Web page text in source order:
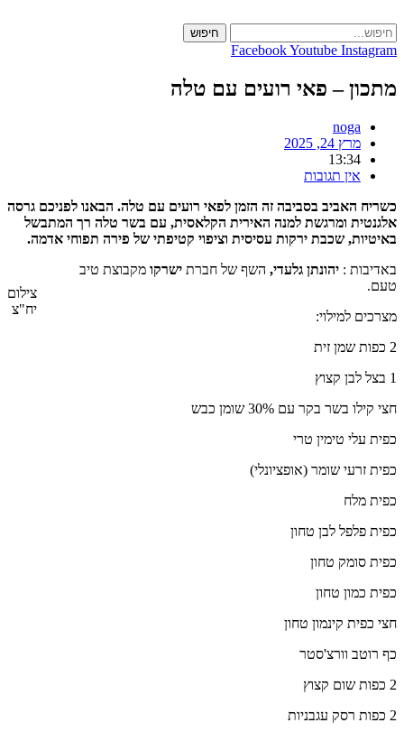
to
content
חיפוש
FacebookYoutube Instagram
מתכון – פאי רועים עם טלה
noga
מרץ 24, 2025
13:34
אין תגובות
כשריח האביב בסביבה זה הזמן לפאי רועים עם טלה. הבאנו לפניכם גרסה
אלגנטית ומרגשת למנה האירית הקלאסית, עם בשר טלה רך המתבשל
באיטיות, שכבת ירקות עסיסית וציפוי קטיפתי של פירה תפוחי אדמה.
צילום
יח"צ
באדיבות : יהונתן גלעדי, השף של חברת ישרקו מקבוצת טיב
טעם.
מצרכים למילוי:
2 כפות שמן זית
1 בצל לבן קצוץ
חצי קילו בשר בקר עם 30% שומן כבש
כפית עלי טימין טרי
כפית זרעי שומר (אופציונלי)
כפית מלח
כפית פלפל לבן טחון
כפית סומק טחון
כפית כמון טחון
חצי כפית קינמון טחון
כף רוטב וורצ'סטר
2 כפות שום קצוץ
2 כפות רסק עגבניות